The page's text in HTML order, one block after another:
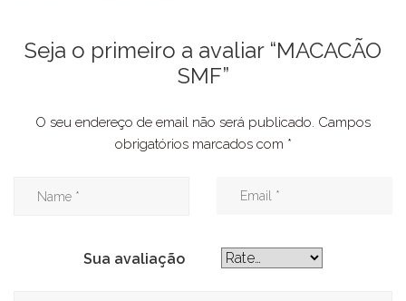
Seja o primeiro a avaliar “MACACÃO
SMF”
O seu endereço de email não será publicado. Campos
obrigatórios marcados com *
Sua avaliação